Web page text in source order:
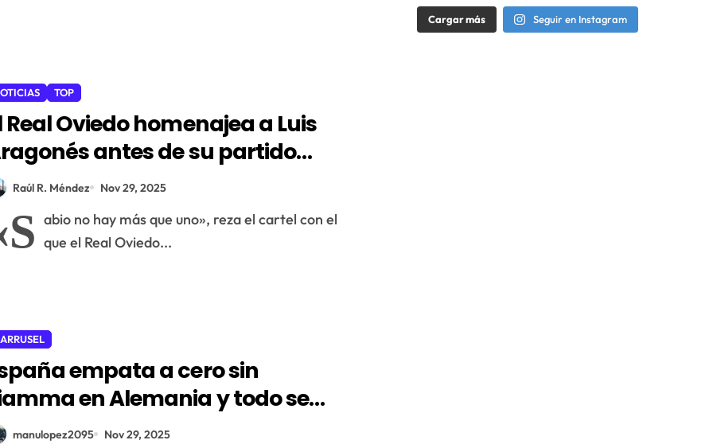
TOP
Real Oviedo homenajea a Luis
antes de su partido
el Atlético de Madrid
Raúl R. Méndez Nov 29, 2025
abio no hay más que uno», reza el cartel con el
que el Real Oviedo...
empata a cero sin
en Alemania y todo se
en el Metropolitano
manulopez2095 Nov 29, 2025
Cargar más Seguir en Instagram